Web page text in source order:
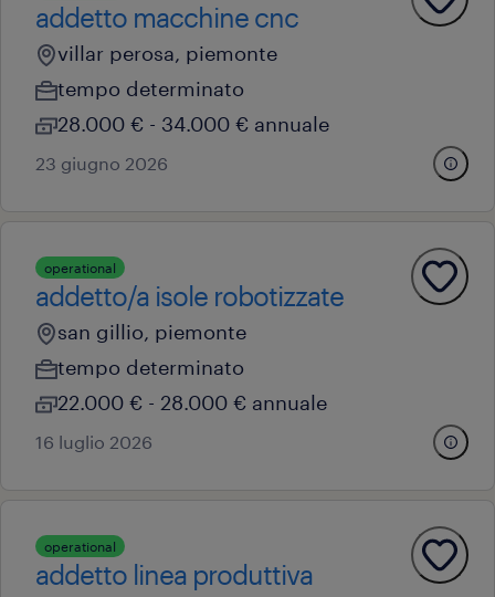
addetto macchine cnc
villar perosa, piemonte
tempo determinato
28.000 € - 34.000 € annuale
23 giugno 2026
operational
addetto/a isole robotizzate
san gillio, piemonte
tempo determinato
22.000 € - 28.000 € annuale
16 luglio 2026
operational
addetto linea produttiva